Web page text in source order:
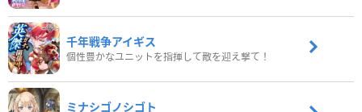
千年戦争アイギス
個性豊かなユニットを指揮して敵を迎え撃て！
ミナシゴノシゴト